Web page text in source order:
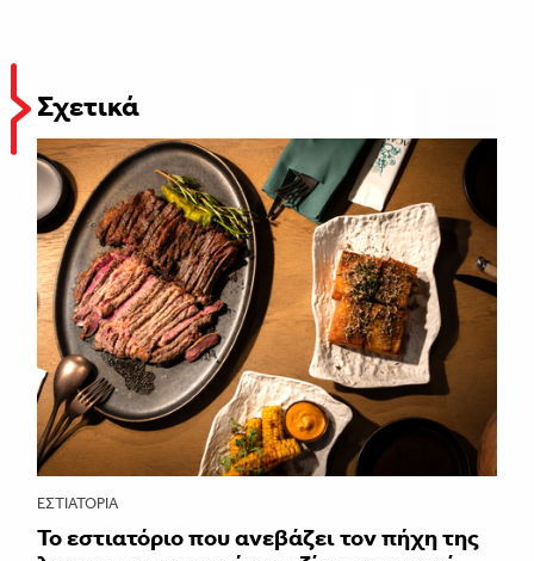
Σχετικά
ΕΣΤΙΑΤΌΡΙΑ
Το εστιατόριο που ανεβάζει τον πήχη της